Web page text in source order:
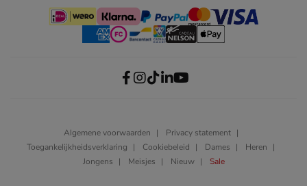
Algemene voorwaarden
Privacy statement
Toegankelijkheidsverklaring
Cookiebeleid Dames
Heren
Jongens
Meisjes Nieuw Sale